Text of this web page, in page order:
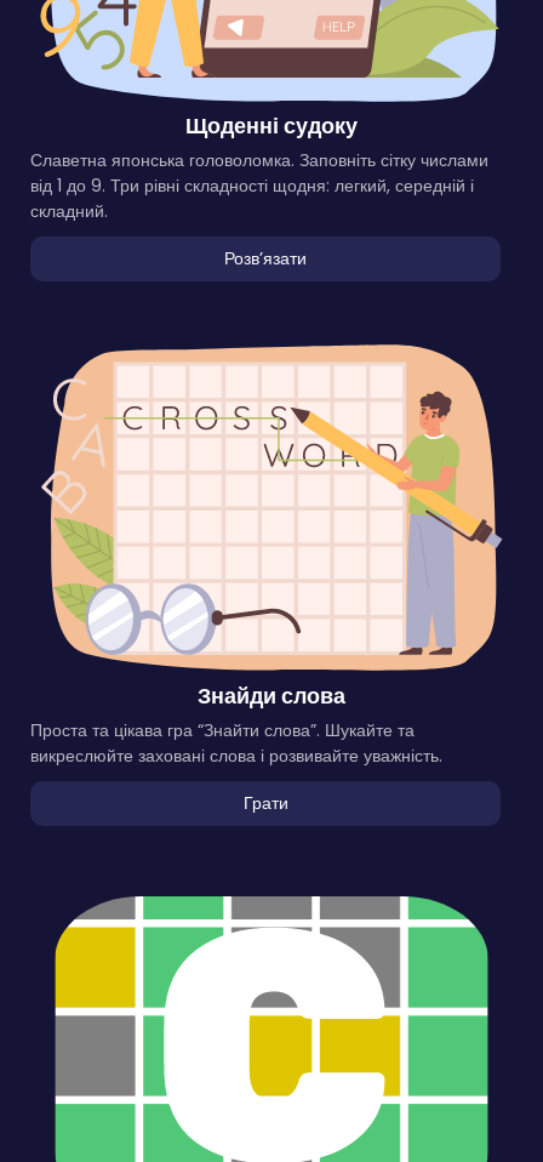
Щоденні судоку
Славетна японська головоломка. Заповніть сітку числами
від 1 до 9. Три рівні складності щодня: легкий, середній і
складний.
Розвʼязати
Знайди слова
Проста та цікава гра “Знайти слова”. Шукайте та
викреслюйте заховані слова і розвивайте уважність.
Грати